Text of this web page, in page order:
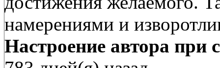
намерениями и
Настроение автора при